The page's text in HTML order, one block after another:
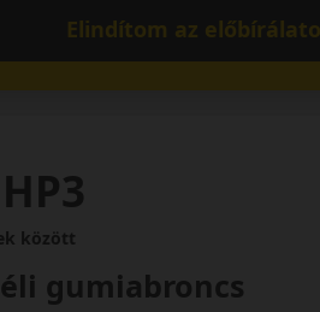
Elindítom az
között
gumiabroncs